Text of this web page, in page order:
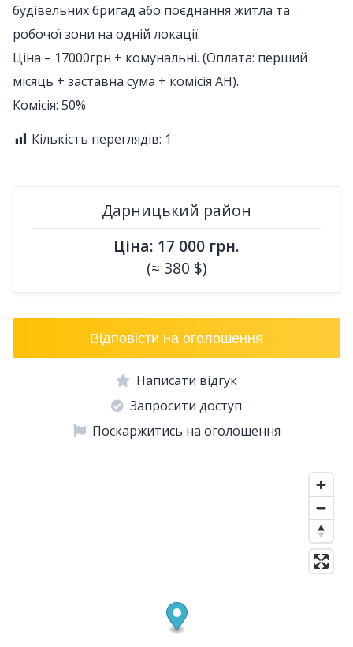
будівельних бригад або поєднання житла та
робочої зони на одній локації.
Ціна – 17000грн + комунальні. (Оплата: перший
місяць + заставна сума + комісія АН).
Комісія: 50%
Кількість переглядів: 1
Дарницький район
Ціна: 17 000 грн.
(≈ 380 $)
Відповісти на оголошення
Написати відгук
Запросити доступ
Поскаржитись на оголошення